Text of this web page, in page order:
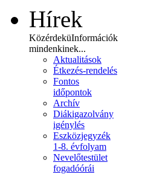
Hírek
KözérdeküInformációk
mindenkinek...
Aktualitások
Étkezés-rendelés
Fontos
időpontok
Archív
Diákigazolvány
igénylés
Eszközjegyzék
1-8. évfolyam
Nevelőtestület
fogadóórái